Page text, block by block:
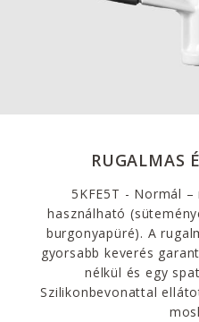
RUGALMAS
5KFE5T - Normál
használható
burgonyapüré). A
gyorsabb keverés
nélkül és egy
Szilikonbevonattal